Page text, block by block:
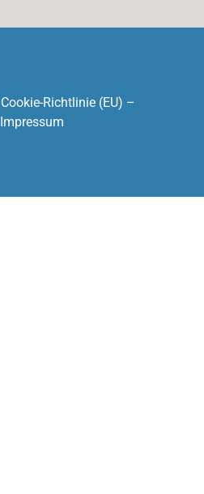
Cookie-Richtlinie (EU) –
Impressum